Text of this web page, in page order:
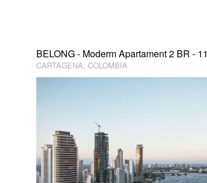
BELONG - Moderm Apartament 2 BR -
CARTAGENA, COLOMBIA